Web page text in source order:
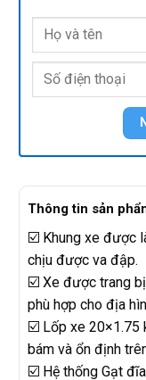
Thông tin sản
☑️ Khung xe được
chịu được va đập.
☑️ Xe được trang
phù hợp cho địa
☑️ Lốp xe 20×1.75
bám và ổn định
☑️ Hệ thống Gạt